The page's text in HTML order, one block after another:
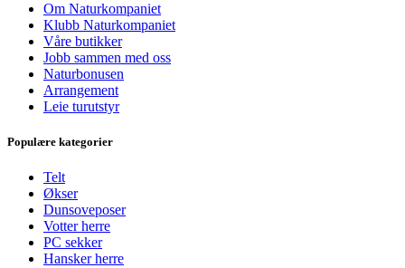
Om Naturkompaniet
Klubb Naturkompaniet
Våre butikker
Jobb sammen med oss
Naturbonusen
Arrangement
Leie turutstyr
Populære kategorier
Telt
Økser
Dunsoveposer
Votter herre
PC sekker
Hansker herre